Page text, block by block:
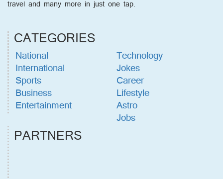
travel and many more in just one tap.
CATEGORIES
National
International
Sports
Business
Entertainment
Technology
Jokes
Career
Lifestyle
Astro
Jobs
PARTNERS